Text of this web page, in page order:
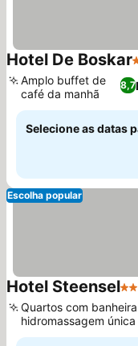
Hotel De Boskar
8,7
Amplo buffet de
café da manhã
Selecione as datas
Escolha popular
Hotel Steensel3
Quartos com
hidromassagem única